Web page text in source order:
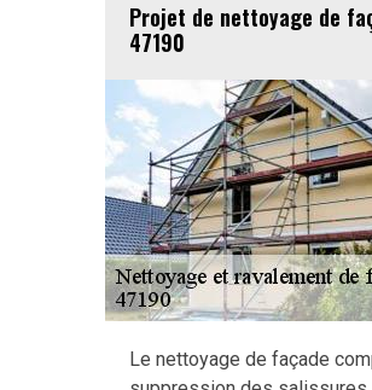
Projet de nettoyage de
47190
Le nettoyage de façade